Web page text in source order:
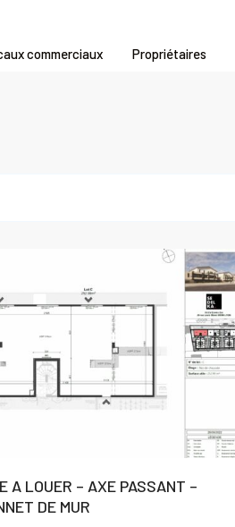
commerciaux Propriétaires
A LOUER – AXE PASSANT –
DE MUR
Local